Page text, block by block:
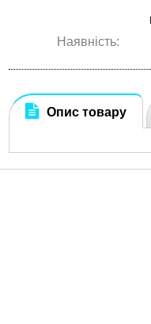
Наявність:
Опис товару